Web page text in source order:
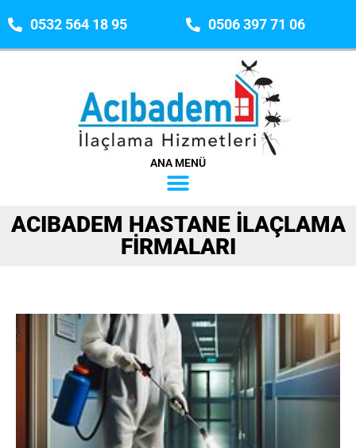
0532 564 18 95 0506 397 71 06
ANA MENÜ
ACIBADEM HASTANE ILAÇLAMA
FIRMALARI